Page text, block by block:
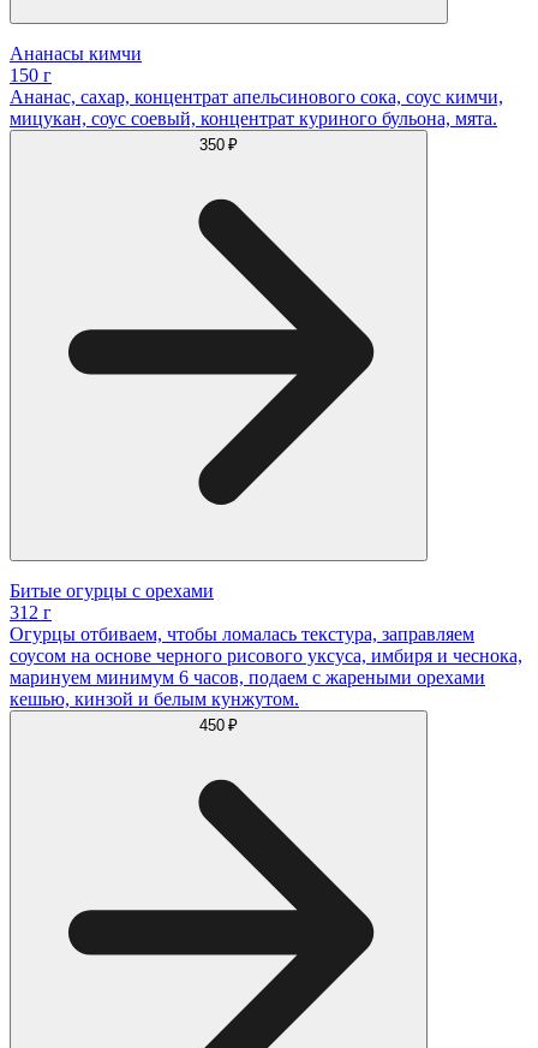
Ананасы кимчи
150 г
Ананас, сахар, концентрат апельсинового сока, соус кимчи,
мицукан, соус соевый, концентрат куриного бульона, мята.
350 ₽
Битые огурцы с орехами
312 г
Огурцы отбиваем, чтобы ломалась текстура, заправляем
соусом на основе черного рисового уксуса, имбиря и чеснока,
маринуем минимум 6 часов, подаем с жареными орехами
кешью, кинзой и белым кунжутом.
450 ₽